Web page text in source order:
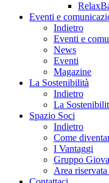
Eventi e
Indietro
Eventi e
News
Eventi
Magazine
La Sostenibilità
Indietro
La
Spazio Soci
Indietro
Come
I Vantaggi
Gruppo
Area